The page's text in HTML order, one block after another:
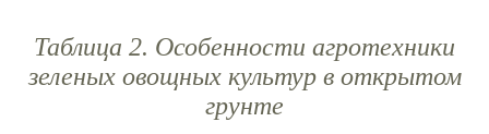
Таблица 2. Особенности агротехники
зеленых овощных культур в открытом
грунте